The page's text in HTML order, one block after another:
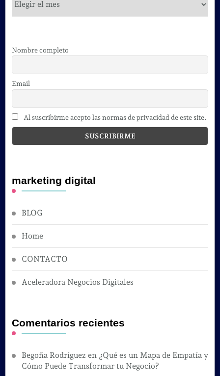
Nombre completo
Email
Al suscribirme acepto las normas de privacidad de este site.
marketing digital
BLOG
Home
CONTACTO
Aceleradora Negocios Digitales
Comentarios recientes
Begoña Rodríguez en ¿Qué es un Mapa de Empatía y
Cómo Puede Transformar tu Negocio?